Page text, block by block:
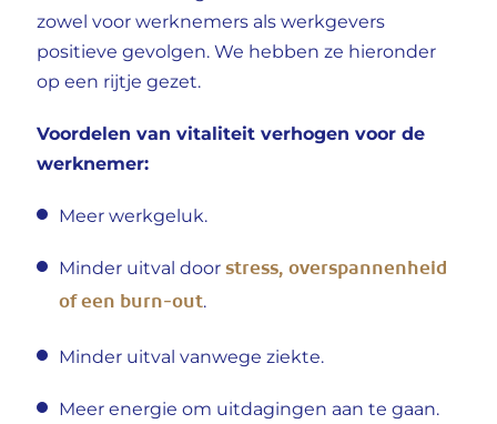
zowel voor werknemers als werkgevers
positieve gevolgen. We hebben ze hieronder
op een rijtje gezet.
Voordelen van vitaliteit verhogen voor de
werknemer:
Meer werkgeluk.
Minder uitval doorstress, overspannenheid
of een burn-out.
Minder uitval vanwege ziekte.
Meer energie om uitdagingen aan te gaan.